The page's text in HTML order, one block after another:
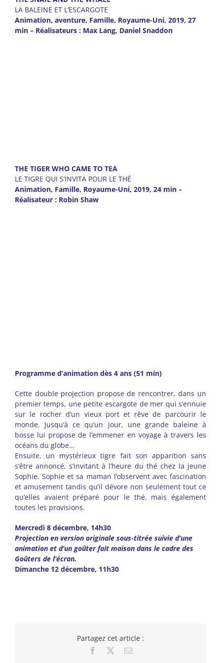
LA BALEINE ET L’ESCARGOTE
Animation, aventure, Famille, Royaume-Uni, 2019, 27
min – Réalisateurs : Max Lang, Daniel Snaddon
THE TIGER WHO CAME TO TEA
LE TIGRE QUI S’INVITA POUR LE THÉ
Animation, Famille, Royaume-Uni, 2019, 24 min –
Réalisateur : Robin Shaw
Programme d’animation dès 4 ans (51 min)
Cette double projection propose de rencontrer, dans un
premier temps, une petite escargote de mer qui s’ennuie
sur le rocher d’un vieux port et rêve de parcourir le
monde. Jusqu’à ce qu’un jour, une grande baleine à
bosse lui propose de l’emmener en voyage à travers les
océans du globe…
Ensuite, un mystérieux tigre fait son apparition sans
s’être annoncé, s’invitant à l’heure du thé chez la jeune
Sophie. Sophie et sa maman l’observent avec fascination
et amusement tandis qu’il dévore non seulement tout ce
qu’elles avaient préparé pour le thé, mais également
toutes les provisions.
Mercredi 8 décembre, 14h30
Projection en version originale sous-titrée suivie d’une
animation et d’un goûter fait maison dans le cadre des
Goûters de l’écran.
Dimanche 12 décembre, 11h30
Partagez cet article :
Facebook Email